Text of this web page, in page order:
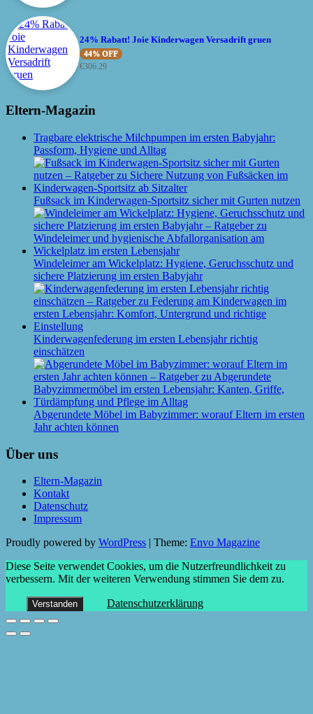
24% Rabatt! Joie Kinderwagen Versadrift gruen
44% OFF
€306.29
Eltern-Magazin
Tragbare elektrische Milchpumpen im ersten Babyjahr:
Passform, Hygiene und Alltag
Fußsack im Kinderwagen-Sportsitz sicher mit Gurten nutzen
Windeleimer am Wickelplatz: Hygiene, Geruchsschutz und
sichere Platzierung im ersten Babyjahr
Kinderwagenfederung im ersten Lebensjahr richtig
einschätzen
Abgerundete Möbel im Babyzimmer: worauf Eltern im ersten
Jahr achten können
Über uns
Eltern-Magazin
Kontakt
Datenschutz
Impressum
Proudly powered by WordPress Theme: Envo Magazine
Diese Seite verwendet Cookies, um die Nutzerfreundlichkeit zu
verbessern. Mit der weiteren Verwendung stimmen Sie dem zu.
Verstanden Datenschutzerklärung